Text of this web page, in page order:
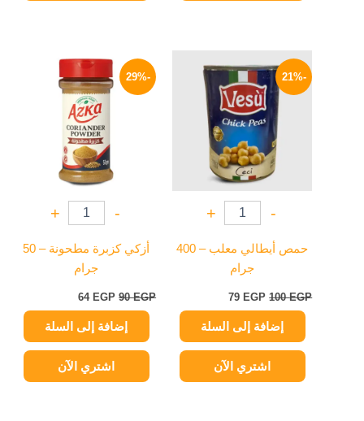
-21%
-
+
حمص أيطالي معلب – 400
جرام
100EGP
الأصلي
هو:
100 EGP.
79 EGP
الحالي
هو:
79 EGP.
إضافة إلى السلة
اشتري الآن
-29%
-
+
أزكي كزبرة مطحونة – 50
جرام
90EGP
السعر
الأصلي
هو:
90 EGP.
64 EGP
السعر
الحالي
هو:
64 EGP.
إضافة إلى السلة
اشتري الآن